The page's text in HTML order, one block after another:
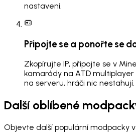
nastavení.
Připojte se a ponořte se
Zkopírujte IP, připojte se v
kamarády na ATD
na serveru, hráči nic nestahují.
Další oblíbené
Objevte další populární modpacky